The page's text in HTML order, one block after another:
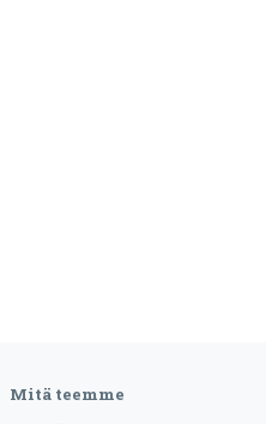
Mitä teemme